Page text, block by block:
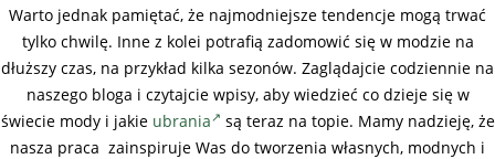
Warto jednak pamiętać, że najmodniejsze tendencje mogą trwać
tylko chwilę. Inne z kolei potrafią zadomowić się w modzie na
dłuższy czas, na przykład kilka sezonów. Zaglądajcie codziennie na
naszego bloga i czytajcie wpisy, aby wiedzieć co dzieje się w
świecie mody i jakie ubrania
są teraz na topie. Mamy nadzieję, że
nasza praca zainspiruje Was do tworzenia własnych, modnych i